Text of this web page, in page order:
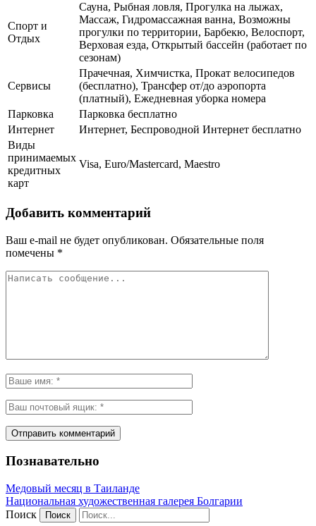
Спорт и
Отдых
Сауна, Рыбная ловля, Прогулка на лыжах,
Массаж, Гидромассажная ванна, Возможны
прогулки по территории, Барбекю, Велоспорт,
Верховая езда, Открытый бассейн (работает по
сезонам)
Сервисы
Прачечная, Химчистка, Прокат велосипедов
(бесплатно), Трансфер от/до аэропорта
(платный), Ежедневная уборка номера
Парковка
Парковка бесплатно
Интернет
Интернет, Беспроводной Интернет бесплатно
Виды
принимаемых
кредитных
карт
Visa, Euro/Mastercard, Maestro
Добавить комментарий
Ваш e-mail не будет опубликован. Обязательные поля
помечены *
Познавательно
Медовый месяц в Таиланде
Национальная художественная галерея Болгарии
Поиск